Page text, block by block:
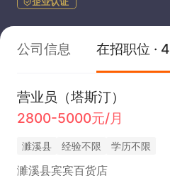
公司信息 在招职位 · 4
营业员（塔斯汀）
2800-5000元/月
濉溪县 经验不限 学历不限
濉溪县宾宾百货店